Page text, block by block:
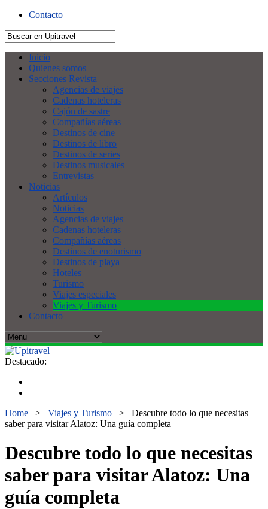
Contacto
Inicio
Quienes somos
Secciones Revista
Agencias de viajes
Cadenas hoteleras
Cajón de sastre
Compañías aéreas
Destinos de cine
Destinos de libro
Destinos de series
Destinos musicales
Entrevistas
Noticias
Artículos
Noticias
Agencias de viajes
Cadenas hoteleras
Compañías aéreas
Destinos de enoturismo
Destinos de playa
Hoteles
Turismo
Viajes especiales
Viajes y Turismo
Contacto
Destacado:
Home > Viajes y Turismo > Descubre todo lo que necesitas
saber para visitar Alatoz: Una guía completa
Descubre todo lo que necesitas
saber para visitar Alatoz: Una
guía completa